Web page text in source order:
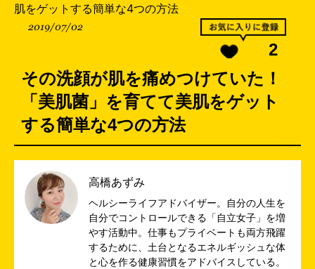
肌をゲットする簡単な4つの方法
2019/07/02
2
その洗顔が肌を痛めつけていた！
「美肌菌」を育てて美肌をゲット
する簡単な4つの方法
高橋あずみ
ヘルシーライフアドバイザー。自分の人生を
自分でコントロールできる「自立女子」を増
やす活動中。仕事もプライベートも両方飛躍
するために、土台となるエネルギッシュな体
と心を作る健康習慣をアドバイスしている。